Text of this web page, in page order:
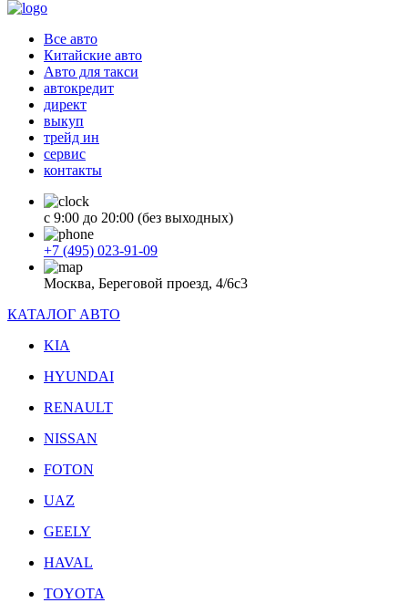
Все авто
Китайские авто
Авто для такси
автокредит
директ
выкуп
трейд ин
сервис
контакты
с 9:00 до 20:00 (без выходных)
+7 (495) 023-91-09
Москва, Береговой проезд, 4/6с3
КАТАЛОГ АВТО
KIA
HYUNDAI
RENAULT
NISSAN
FOTON
UAZ
GEELY
HAVAL
TOYOTA